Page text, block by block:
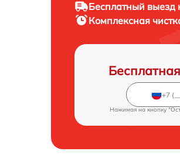
Бесплатный выезд
Комплексная
Нажимая на кнопку